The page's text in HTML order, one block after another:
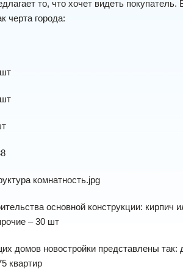
то, что хочет видеть
черта города:
основной конструкции:
– 30 шт
домов новостройки представлены так:
квартир